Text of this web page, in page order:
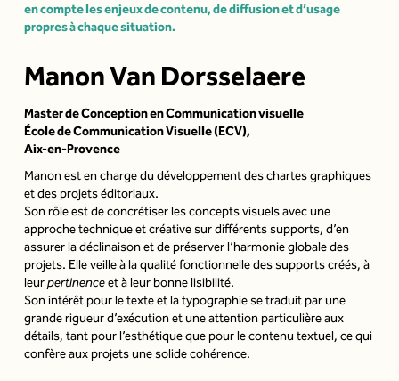
en compte les enjeux de contenu, de diffusion et d’usage
propres à chaque situation.
Manon Van Dorsselaere
Master de Conception en Communication visuelle
École de Communication Visuelle (ECV),
Aix-en-Provence
Manon est en charge du développement des chartes graphiques
et des projets éditoriaux.
Son rôle est de concrétiser les concepts visuels avec une
approche technique et créative sur différents supports, d’en
assurer la déclinaison et de préserver l’harmonie globale des
projets. Elle veille à la qualité fonctionnelle des supports créés, à
leurpertinenceet à leur bonne lisibilité.
Son intérêt pour le texte et la typographie se traduit par une
grande rigueur d’exécution et une attention particulière aux
détails, tant pour l’esthétique que pour le contenu textuel, ce qui
confère aux projets une solide cohérence.